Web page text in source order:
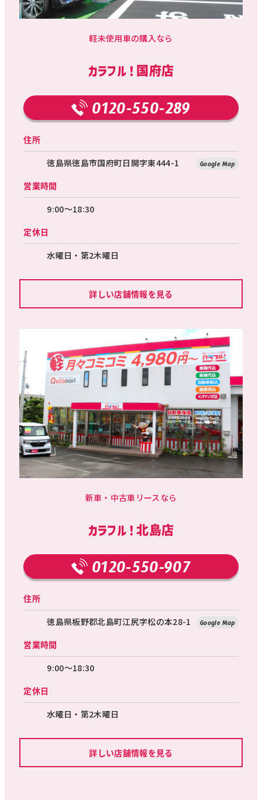
軽未使用車の購入なら
カラフル！国府店
0120-550-289
住所
徳島県徳島市国府町日開字東444-1
Google Map
営業時間
9:00～18:30
定休日
水曜日・第2木曜日
詳しい店舗情報を見る
新車・中古車リースなら
カラフル！北島店
0120-550-907
住所
徳島県板野郡北島町江尻字松の本28-1
Google Map
営業時間
9:00～18:30
定休日
水曜日・第2木曜日
詳しい店舗情報を見る